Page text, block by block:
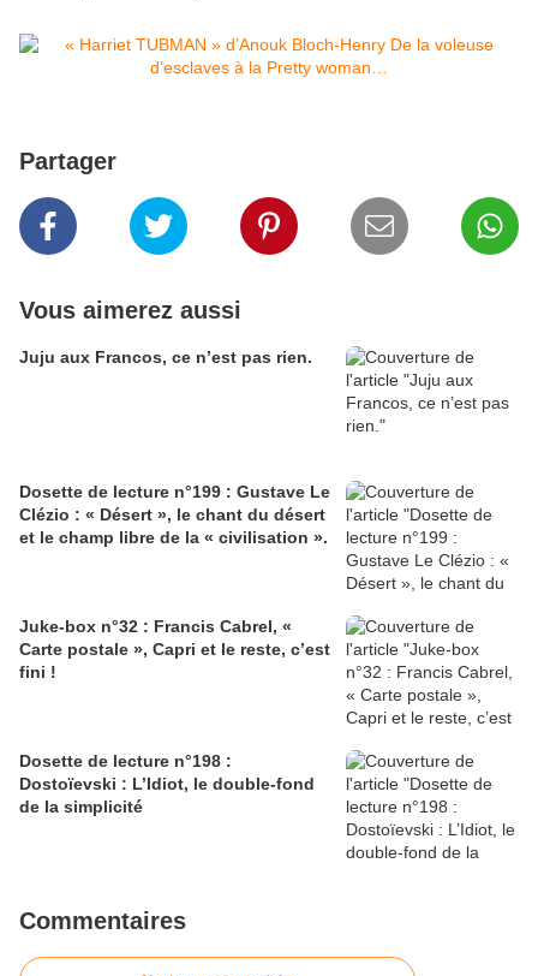
Partager
Vous aimerez aussi
Juju aux Francos, ce n’est pas rien.
Dosette de lecture n°199 : Gustave Le
Clézio : « Désert », le chant du désert
et le champ libre de la « civilisation ».
Juke-box n°32 : Francis Cabrel, «
Carte postale », Capri et le reste, c’est
fini !
Dosette de lecture n°198 :
Dostoïevski : L’Idiot, le double-fond
de la simplicité
Commentaires